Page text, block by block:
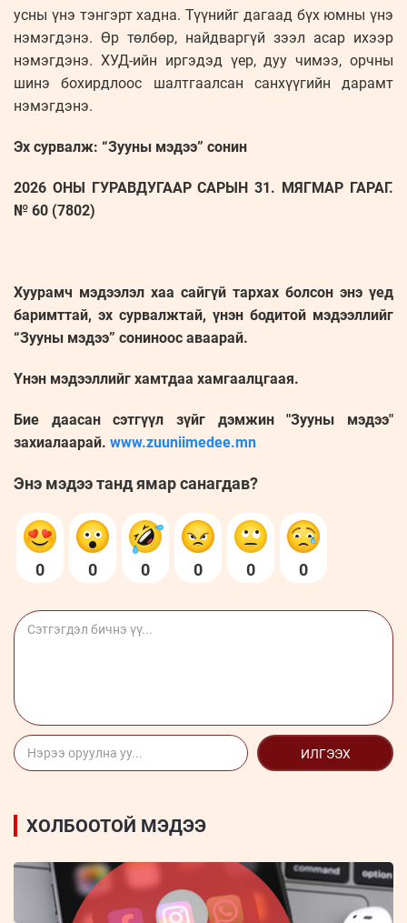
усны үнэ тэнгэрт хадна. Түүнийг дагаад бүх юмны үнэ
нэмэгдэнэ. Өр төлбөр, найдваргүй зээл асар ихээр
нэмэгдэнэ. ХУД-ийн иргэдэд үер, дуу чимээ, орчны
шинэ бохирдлоос шалтгаалсан санхүүгийн дарамт
нэмэгдэнэ.
Эх сурвалж: “Зууны мэдээ” сонин
2026 ОНЫ ГУРАВДУГААР САРЫН 31. МЯГМАР ГАРАГ.
№ 60 (7802)
Хуурамч мэдээлэл хаа сайгүй тархах болсон энэ үед
баримттай, эх сурвалжтай, үнэн бодитой мэдээллийг
“Зууны мэдээ” сониноос аваарай.
Үнэн мэдээллийг хамтдаа хамгаалцгаая.
Бие даасан сэтгүүл зүйг дэмжин "Зууны мэдээ"
захиалаарай. www.zuuniimedee.mn
Энэ мэдээ танд ямар санагдав?
0 0 0 0 0 0
ИЛГЭЭХ
ХОЛБООТОЙ МЭДЭЭ